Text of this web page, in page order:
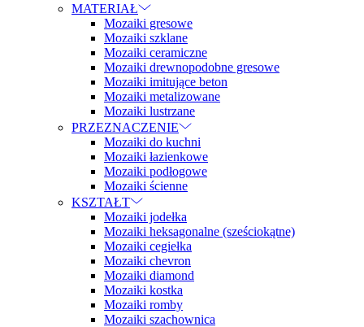
MATERIAŁ
Mozaiki gresowe
Mozaiki szklane
Mozaiki ceramiczne
Mozaiki drewnopodobne gresowe
Mozaiki imitujące beton
Mozaiki metalizowane
Mozaiki lustrzane
PRZEZNACZENIE
Mozaiki do kuchni
Mozaiki łazienkowe
Mozaiki podłogowe
Mozaiki ścienne
KSZTAŁT
Mozaiki jodełka
Mozaiki heksagonalne (sześciokątne)
Mozaiki cegiełka
Mozaiki chevron
Mozaiki diamond
Mozaiki kostka
Mozaiki romby
Mozaiki szachownica